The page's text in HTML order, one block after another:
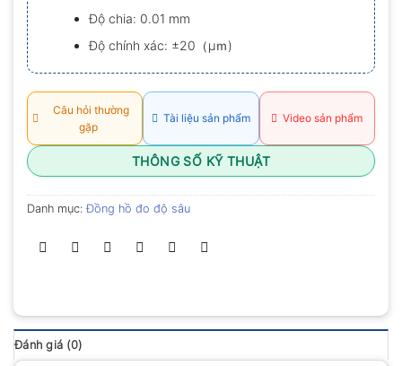
Độ chia: 0.01 mm
Độ chính xác: ±20（μｍ)
Câu hỏi thường
gặp
Tài liệu sản phẩm Video sản phẩm
THÔNG SỐ KỸ THUẬT
Danh mục:Đồng hồ đo độ sâu
Đánh giá (0)